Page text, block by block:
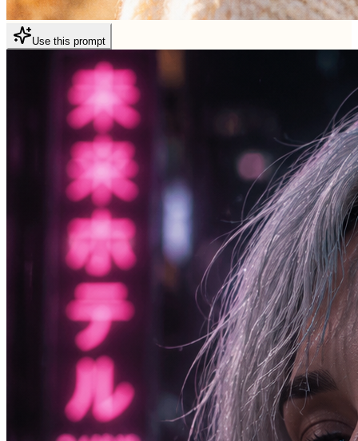
Use this prompt